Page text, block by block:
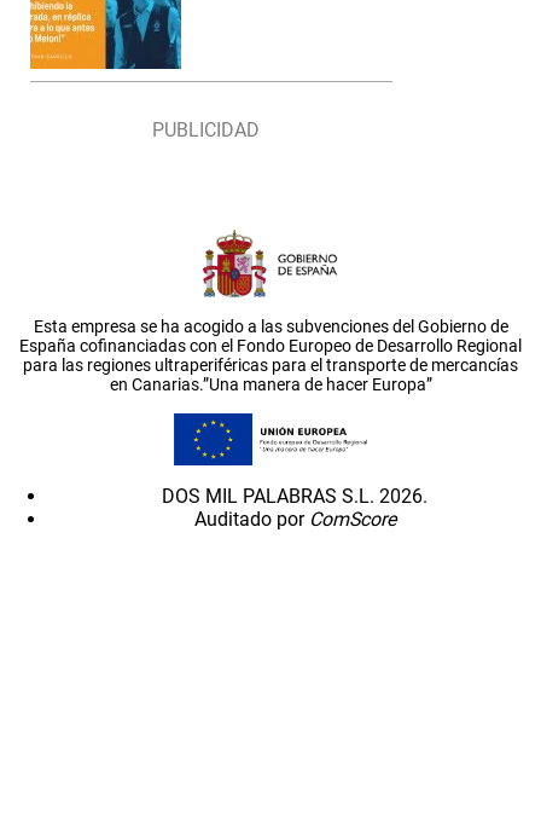
Esta empresa se ha acogido a las subvenciones del Gobierno de
España cofinanciadas con el Fondo Europeo de Desarrollo Regional
para las regiones ultraperiféricas para el transporte de mercancías
en Canarias.”Una manera de hacer Europa”
DOS MIL PALABRAS S.L. 2026.
Auditado por ComScore